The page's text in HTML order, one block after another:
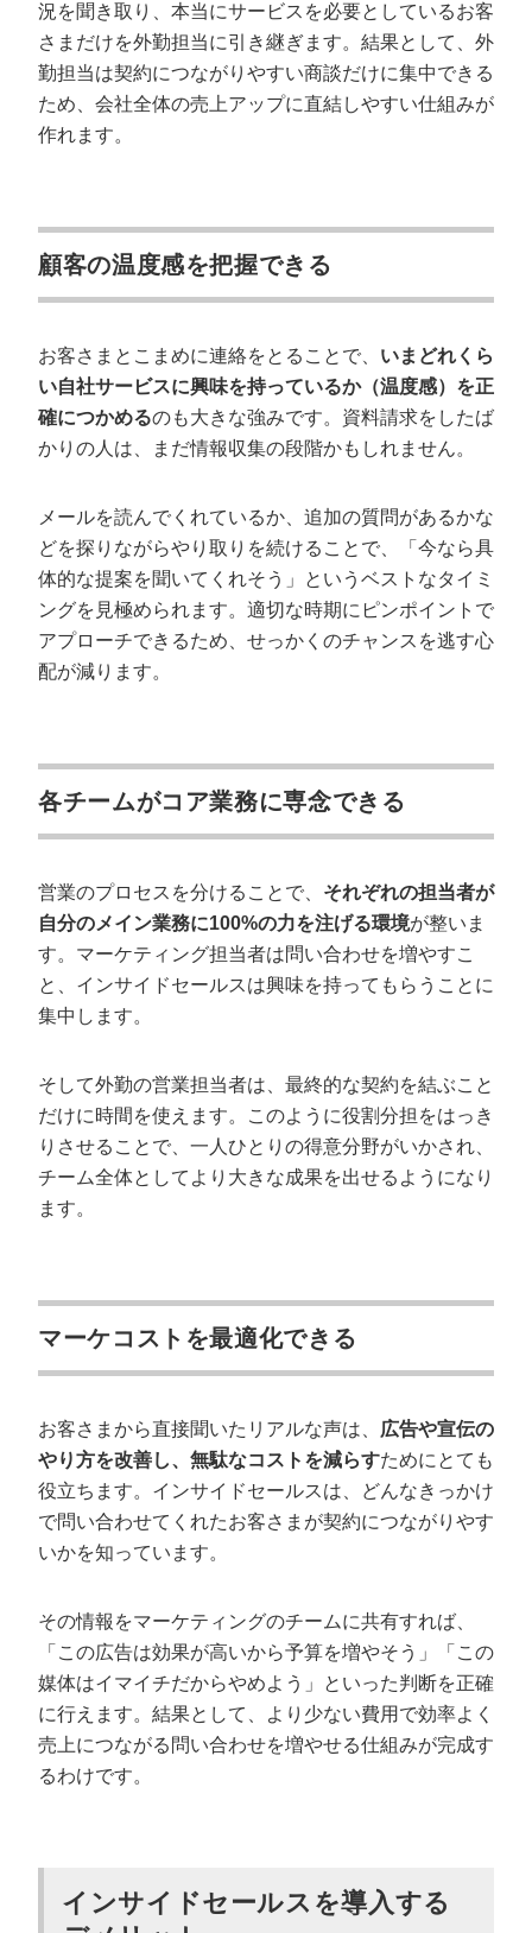
況を聞き取り、本当にサービスを必要としているお客
さまだけを外勤担当に引き継ぎます。結果として、外
勤担当は契約につながりやすい商談だけに集中できる
ため、会社全体の売上アップに直結しやすい仕組みが
作れます。
顧客の温度感を把握できる
お客さまとこまめに連絡をとることで、 いまどれくら
い自社サービスに興味を持っているか（温度感）を正
確につかめるのも大きな強みです。資料請求をしたば
かりの人は、まだ情報収集の段階かもしれません。
メールを読んでくれているか、追加の質問があるかな
どを探りながらやり取りを続けることで、「今なら具
体的な提案を聞いてくれそう」というベストなタイミ
ングを見極められます。適切な時期にピンポイントで
アプローチできるため、せっかくのチャンスを逃す心
配が減ります。
各チームがコア業務に専念できる
営業のプロセスを分けることで、 それぞれの担当者が
自分のメイン業務に100%の力を注げる環境が整いま
す。マーケティング担当者は問い合わせを増やすこ
と、インサイドセールスは興味を持ってもらうことに
集中します。
そして外勤の営業担当者は、最終的な契約を結ぶこと
だけに時間を使えます。このように役割分担をはっき
りさせることで、一人ひとりの得意分野がいかされ、
チーム全体としてより大きな成果を出せるようになり
ます。
マーケコストを最適化できる
お客さまから直接聞いたリアルな声は、 広告や宣伝の
やり方を改善し、無駄なコストを減らすためにとても
役立ちます。インサイドセールスは、どんなきっかけ
で問い合わせてくれたお客さまが契約につながりやす
いかを知っています。
その情報をマーケティングのチームに共有すれば、
「この広告は効果が高いから予算を増やそう」「この
媒体はイマイチだからやめよう」といった判断を正確
に行えます。結果として、より少ない費用で効率よく
売上につながる問い合わせを増やせる仕組みが完成す
るわけです。
インサイドセールスを導入する